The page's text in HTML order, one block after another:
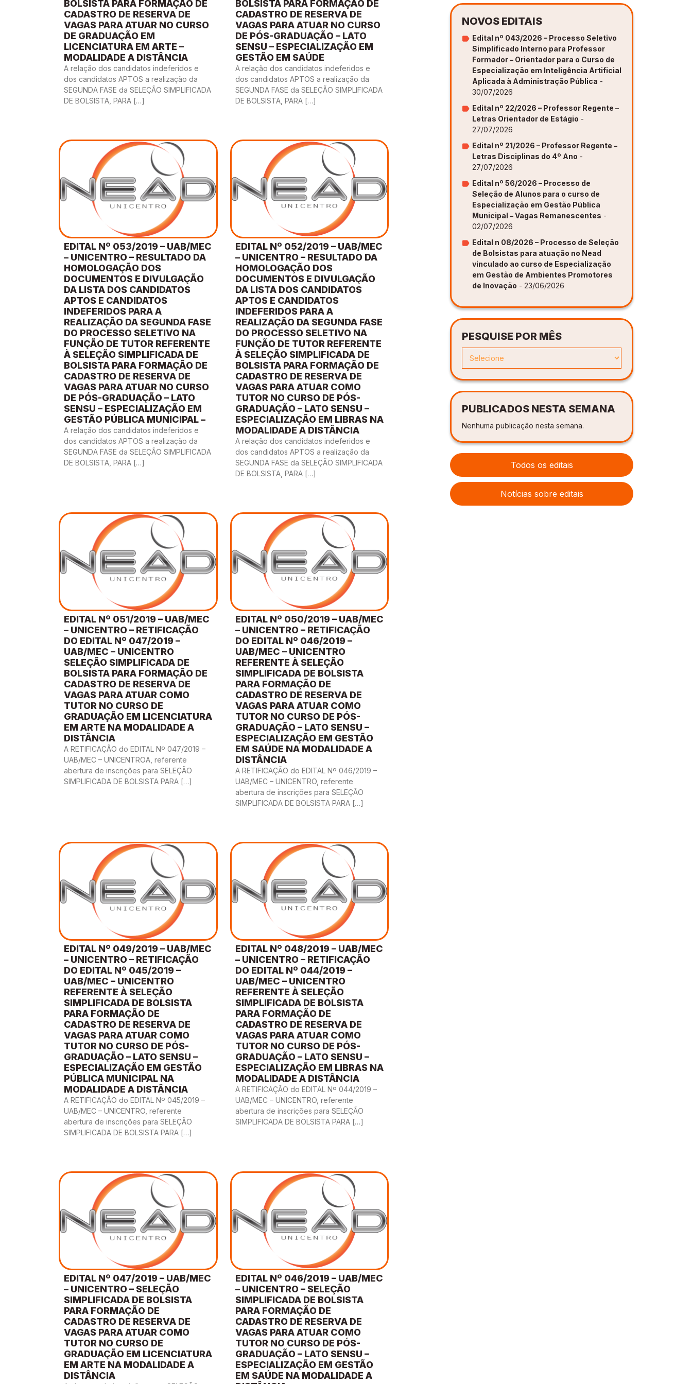
BOLSISTA PARA FORMAÇÃO DE
CADASTRO DE RESERVA DE
VAGAS PARA ATUAR NO CURSO
DE GRADUAÇÃO EM
LICENCIATURA EM ARTE –
MODALIDADE A DISTÂNCIA
A relação dos candidatos indeferidos e
dos candidatos APTOS a realização da
SEGUNDA FASE da SELEÇÃO SIMPLIFICADA
DE BOLSISTA, PARA […]
BOLSISTA PARA FORMAÇÃO DE
CADASTRO DE RESERVA DE
VAGAS PARA ATUAR NO CURSO
DE PÓS-GRADUAÇÃO – LATO
SENSU – ESPECIALIZAÇÃO EM
GESTÃO EM SAÚDE
A relação dos candidatos indeferidos e
dos candidatos APTOS a realização da
SEGUNDA FASE da SELEÇÃO SIMPLIFICADA
DE BOLSISTA, PARA […]
EDITAL Nº 053/2019 – UAB/MEC
– UNICENTRO – RESULTADO DA
HOMOLOGAÇÃO DOS
DOCUMENTOS E DIVULGAÇÃO
DA LISTA DOS CANDIDATOS
APTOS E CANDIDATOS
INDEFERIDOS PARA A
REALIZAÇÃO DA SEGUNDA FASE
DO PROCESSO SELETIVO NA
FUNÇÃO DE TUTOR REFERENTE
À SELEÇÃO SIMPLIFICADA DE
BOLSISTA PARA FORMAÇÃO DE
CADASTRO DE RESERVA DE
VAGAS PARA ATUAR NO CURSO
DE PÓS-GRADUAÇÃO – LATO
SENSU – ESPECIALIZAÇÃO EM
GESTÃO PÚBLICA MUNICIPAL –
A relação dos candidatos indeferidos e
dos candidatos APTOS a realização da
SEGUNDA FASE da SELEÇÃO SIMPLIFICADA
DE BOLSISTA, PARA […]
EDITAL Nº 052/2019 – UAB/MEC
– UNICENTRO – RESULTADO DA
HOMOLOGAÇÃO DOS
DOCUMENTOS E DIVULGAÇÃO
DA LISTA DOS CANDIDATOS
APTOS E CANDIDATOS
INDEFERIDOS PARA A
REALIZAÇÃO DA SEGUNDA FASE
DO PROCESSO SELETIVO NA
FUNÇÃO DE TUTOR REFERENTE
À SELEÇÃO SIMPLIFICADA DE
BOLSISTA PARA FORMAÇÃO DE
CADASTRO DE RESERVA DE
VAGAS PARA ATUAR COMO
TUTOR NO CURSO DE PÓS-
GRADUAÇÃO – LATO SENSU –
ESPECIALIZAÇÃO EM LIBRAS NA
MODALIDADE A DISTÂNCIA
A relação dos candidatos indeferidos e
dos candidatos APTOS a realização da
SEGUNDA FASE da SELEÇÃO SIMPLIFICADA
DE BOLSISTA, PARA […]
EDITAL Nº 051/2019 – UAB/MEC
– UNICENTRO – RETIFICAÇÃO
DO EDITAL Nº 047/2019 –
UAB/MEC – UNICENTRO
SELEÇÃO SIMPLIFICADA DE
BOLSISTA PARA FORMAÇÃO DE
CADASTRO DE RESERVA DE
VAGAS PARA ATUAR COMO
TUTOR NO CURSO DE
GRADUAÇÃO EM LICENCIATURA
EM ARTE NA MODALIDADE A
DISTÂNCIA
A RETIFICAÇÃO do EDITAL Nº 047/2019 –
UAB/MEC – UNICENTROA, referente
abertura de inscrições para SELEÇÃO
SIMPLIFICADA DE BOLSISTA PARA […]
EDITAL Nº 050/2019 – UAB/MEC
– UNICENTRO – RETIFICAÇÃO
DO EDITAL Nº 046/2019 –
UAB/MEC – UNICENTRO
REFERENTE À SELEÇÃO
SIMPLIFICADA DE BOLSISTA
PARA FORMAÇÃO DE
CADASTRO DE RESERVA DE
VAGAS PARA ATUAR COMO
TUTOR NO CURSO DE PÓS-
GRADUAÇÃO – LATO SENSU –
ESPECIALIZAÇÃO EM GESTÃO
EM SAÚDE NA MODALIDADE A
DISTÂNCIA
A RETIFICAÇÃO do EDITAL Nº 046/2019 –
UAB/MEC – UNICENTRO, referente
abertura de inscrições para SELEÇÃO
SIMPLIFICADA DE BOLSISTA PARA […]
EDITAL Nº 049/2019 – UAB/MEC
– UNICENTRO – RETIFICAÇÃO
DO EDITAL Nº 045/2019 –
UAB/MEC – UNICENTRO
REFERENTE À SELEÇÃO
SIMPLIFICADA DE BOLSISTA
PARA FORMAÇÃO DE
CADASTRO DE RESERVA DE
VAGAS PARA ATUAR COMO
TUTOR NO CURSO DE PÓS-
GRADUAÇÃO – LATO SENSU –
ESPECIALIZAÇÃO EM GESTÃO
PÚBLICA MUNICIPAL NA
MODALIDADE A DISTÂNCIA
A RETIFICAÇÃO do EDITAL Nº 045/2019 –
UAB/MEC – UNICENTRO, referente
abertura de inscrições para SELEÇÃO
SIMPLIFICADA DE BOLSISTA PARA […]
EDITAL Nº 048/2019 – UAB/MEC
– UNICENTRO – RETIFICAÇÃO
DO EDITAL Nº 044/2019 –
UAB/MEC – UNICENTRO
REFERENTE À SELEÇÃO
SIMPLIFICADA DE BOLSISTA
PARA FORMAÇÃO DE
CADASTRO DE RESERVA DE
VAGAS PARA ATUAR COMO
TUTOR NO CURSO DE PÓS-
GRADUAÇÃO – LATO SENSU –
ESPECIALIZAÇÃO EM LIBRAS NA
MODALIDADE A DISTÂNCIA
A RETIFICAÇÃO do EDITAL Nº 044/2019 –
UAB/MEC – UNICENTRO, referente
abertura de inscrições para SELEÇÃO
SIMPLIFICADA DE BOLSISTA PARA […]
EDITAL Nº 047/2019 – UAB/MEC
– UNICENTRO – SELEÇÃO
SIMPLIFICADA DE BOLSISTA
PARA FORMAÇÃO DE
CADASTRO DE RESERVA DE
VAGAS PARA ATUAR COMO
TUTOR NO CURSO DE
GRADUAÇÃO EM LICENCIATURA
EM ARTE NA MODALIDADE A
DISTÂNCIA
EDITAL Nº 046/2019 – UAB/MEC
– UNICENTRO – SELEÇÃO
SIMPLIFICADA DE BOLSISTA
PARA FORMAÇÃO DE
CADASTRO DE RESERVA DE
VAGAS PARA ATUAR COMO
TUTOR NO CURSO DE PÓS-
GRADUAÇÃO – LATO SENSU –
ESPECIALIZAÇÃO EM GESTÃO
EM SAÚDE NA MODALIDADE A
NOVOS EDITAIS
Edital nº 043/2026 – Processo Seletivo
Simplificado Interno para Professor
Formador – Orientador para o Curso de
Especialização em Inteligência Artificial
Aplicada à Administração Pública -
30/07/2026
Edital nº 22/2026 – Professor Regente –
Letras Orientador de Estágio -
27/07/2026
Edital nº 21/2026 – Professor Regente –
Letras Disciplinas do 4º Ano -
27/07/2026
Edital nº 56/2026 – Processo de
Seleção de Alunos para o curso de
Especialização em Gestão Pública
Municipal – Vagas Remanescentes -
02/07/2026
Edital n 08/2026 – Processo de Seleção
de Bolsistas para atuação no Nead
vinculado ao curso de Especialização
em Gestão de Ambientes Promotores
de Inovação - 23/06/2026
PESQUISE POR MÊS
PUBLICADOS NESTA SEMANA
Nenhuma publicação nesta semana.
Todos os editais
Notícias sobre editais